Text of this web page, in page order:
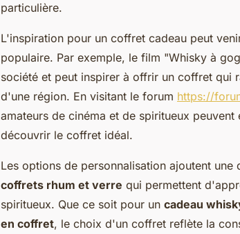
particulière.
L'inspiration pour un coffret cadeau peut
populaire. Par exemple, le film "Whisky à
société et peut inspirer à offrir un coffret qui
d'une région. En visitant le forum https://
amateurs de cinéma et de spiritueux
découvrir le coffret idéal.
Les options de personnalisation ajoutent
coffrets rhum et verre qui permettent
spiritueux. Que ce soit pour un cadeau
en coffret, le choix d'un coffret reflète la